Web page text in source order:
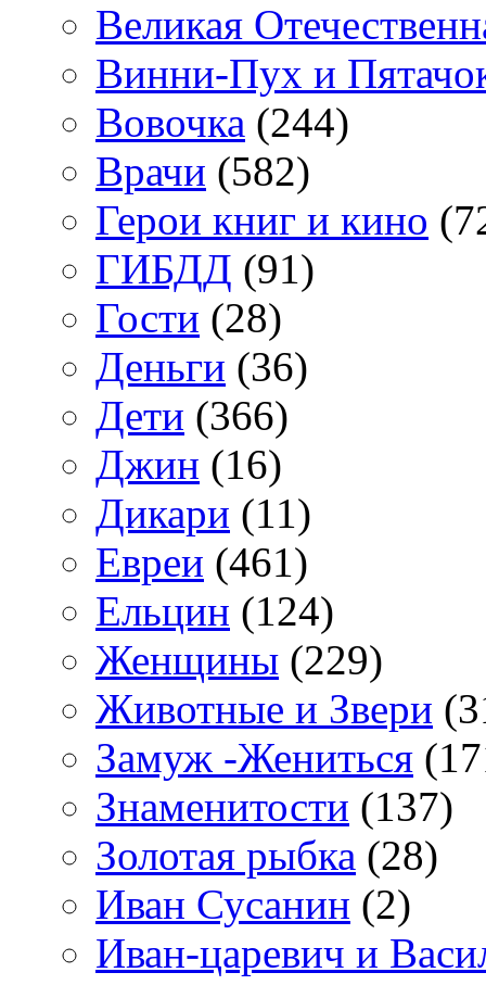
Великая
Винни-Пух и
Вовочка (244)
Врачи (582)
Герои книг и кино
ГИБДД (91)
Гости (28)
Деньги (36)
Дети (366)
Джин (16)
Дикари (11)
Евреи (461)
Ельцин (124)
Женщины (229)
Животные и Звери
Замуж -Жениться
Знаменитости (137)
Золотая рыбка (28)
Иван Сусанин (2)
Иван-царевич и